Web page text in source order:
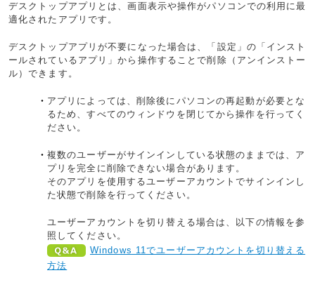
デスクトップアプリとは、画面表示や操作がパソコンでの利用に最
適化されたアプリです。
デスクトップアプリが不要になった場合は、「設定」の「インスト
ールされているアプリ」から操作することで削除（アンインストー
ル）できます。
アプリによっては、削除後にパソコンの再起動が必要とな
るため、すべてのウィンドウを閉じてから操作を行ってく
ださい。
複数のユーザーがサインインしている状態のままでは、ア
プリを完全に削除できない場合があります。
そのアプリを使用するユーザーアカウントでサインインし
た状態で削除を行ってください。
ユーザーアカウントを切り替える場合は、以下の情報を参
照してください。
Windows 11でユーザーアカウントを切り替える
方法